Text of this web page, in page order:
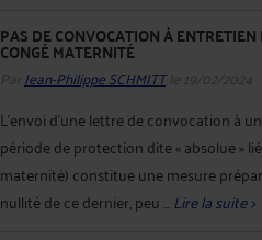
PAS DE CONVOCATION À
CONGÉ MATERNITÉ
Par Jean-Philippe SCHMITTle 19/02/2024
L’envoi d’une lettre de convocation à
période de protection dite « absolue »
maternité) constitue une mesure
nullité de ce dernier, peu ...Lire la suite >